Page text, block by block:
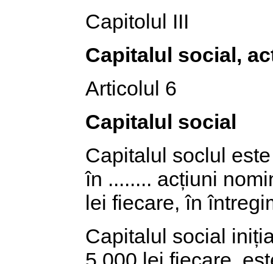
Capitolul III
Capitalul social,
Articolul 6
Capitalul social
Capitalul soclul
în ........ acțiuni
lei fiecare, în
Capitalul social